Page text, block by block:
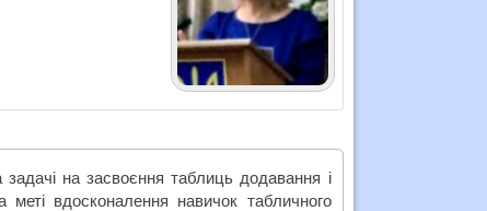
на засвоєння таблиць додавання і
меті вдосконалення навичок табличного